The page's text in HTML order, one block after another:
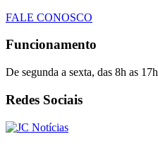
FALE CONOSCO
Funcionamento
De segunda a sexta, das 8h as 17h
Redes Sociais